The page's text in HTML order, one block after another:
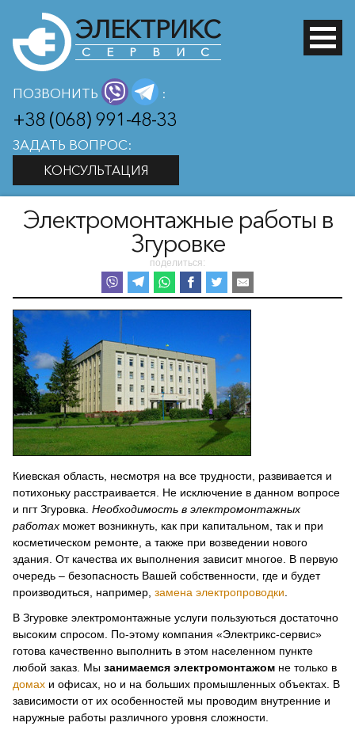
ЭЛЕКТРИКС
СЕРВИС
ЗАДАТЬ ВОПРОС:
КОНСУЛЬТАЦИЯ
ПОЗВОНИТЬ :
+38 (068) 991-48-33
Электромонтажные работы в
Згуровке
поделиться:
Киевская область, несмотря на все трудности, развивается и
потихоньку расстраивается. Не исключение в данном вопросе
и пгт Згуровка. Необходимость в электромонтажных
работах может возникнуть, как при капитальном, так и при
косметическом ремонте, а также при возведении нового
здания. От качества их выполнения зависит многое. В первую
очередь – безопасность Вашей собственности, где и будет
производиться, например, замена электропроводки
В Згуровке электромонтажные услуги пользуються достаточно
высоким спросом. По-этому компания «Электрикс-сервис»
готова качественно выполнить в этом населенном пункте
любой заказ. Мы занимаемся электромонтажом не только в
домах и офисах, но и на больших промышленных объектах. В
зависимости от их особенностей мы проводим внутренние и
наружные работы различного уровня сложности.